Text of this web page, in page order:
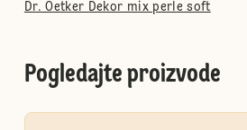
Dr. Oetker Dekor mix perle soft
Pogledajte proizvode